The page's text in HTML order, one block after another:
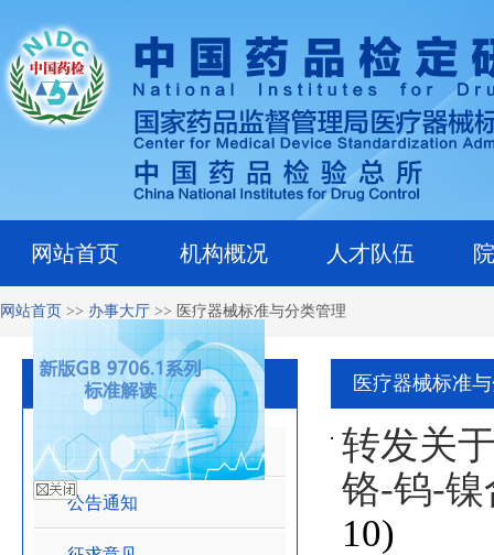
网站首页 机构概况 人才队伍
网站首页 >> 办事大厅 >> 医疗器械标准与分类管理
医疗器械标准与分类管理
工作之窗
公告通知
医疗器械标准
转发关
铬-钨-
10)